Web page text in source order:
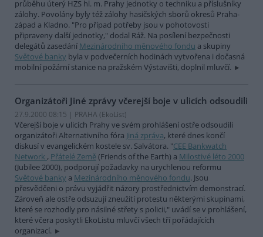
průběhu úterý HZS hl. m. Prahy jednotky o techniku a příslušníky
zálohy. Povolány byly též zálohy hasičských sborů okresů Praha-
západ a Kladno. "Pro případ potřeby jsou v pohotovosti
připraveny další jednotky," dodal Ráž. Na posílení bezpečnosti
delegátů zasedání Mezinárodního měnového fondu a skupiny
Světové banky byla v podvečerních hodinách vytvořena i dočasná
mobilní požární stanice na pražském Výstavišti, doplnil mluvčí.
Organizátoři Jiné zprávy včerejší boje v ulicích odsoudili
27.9.2000 08:15 | PRAHA (EkoList)
Včerejší boje v ulicích Prahy ve svém prohlášení ostře odsoudili
organizátoři Alternativního fóra Jiná zpráva, které dnes končí
diskusí v evangelickém kostele sv. Salvátora. "CEE Bankwatch
Network , Přátelé Země(Friends of the Earth) a Milostivé léto 2000
(Jubilee 2000), podporují požadavky na urychlenou reformu
Světové banky a Mezinárodního měnového fondu. Jsou
přesvědčeni o právu vyjádřit názory prostřednictvím demonstrací.
Zároveň ale ostře odsuzují zneužití protestu některými skupinami,
které se rozhodly pro násilné střety s policii," uvádí se v prohlášení,
které včera poskytli EkoListu mluvčí všech tří pořádajících
organizací.